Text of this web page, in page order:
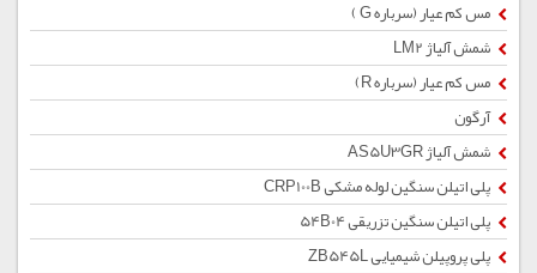
مس کم عیار (سرباره G )
شمش آلیاژ LM2
مس کم عیار (سرباره R)
آرگون
شمش آلیاژ AS5U3GR
پلی اتیلن سنگین لوله مشکی CRP100B
پلی اتیلن سنگین تزریقی 54B04
پلی پروپیلن شیمیایی ZB545L